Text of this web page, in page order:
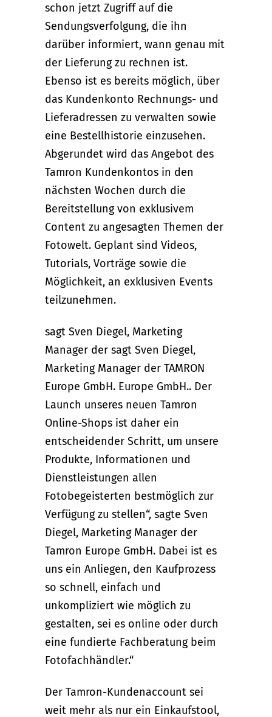
schon jetzt Zugriff auf die
Sendungsverfolgung, die ihn
darüber informiert, wann genau mit
der Lieferung zu rechnen ist.
Ebenso ist es bereits möglich, über
das Kundenkonto Rechnungs- und
Lieferadressen zu verwalten sowie
eine Bestellhistorie einzusehen.
Abgerundet wird das Angebot des
Tamron Kundenkontos in den
nächsten Wochen durch die
Bereitstellung von exklusivem
Content zu angesagten Themen der
Fotowelt. Geplant sind Videos,
Tutorials, Vorträge sowie die
Möglichkeit, an exklusiven Events
teilzunehmen.
sagt Sven Diegel, Marketing
Manager der sagt Sven Diegel,
Marketing Manager der TAMRON
Europe GmbH. Europe GmbH.. Der
Launch unseres neuen Tamron
Online-Shops ist daher ein
entscheidender Schritt, um unsere
Produkte, Informationen und
Dienstleistungen allen
Fotobegeisterten bestmöglich zur
Verfügung zu stellen“, sagte Sven
Diegel, Marketing Manager der
Tamron Europe GmbH. Dabei ist es
uns ein Anliegen, den Kaufprozess
so schnell, einfach und
unkompliziert wie möglich zu
gestalten, sei es online oder durch
eine fundierte Fachberatung beim
Fotofachhändler.“
Der Tamron-Kundenaccount sei
weit mehr als nur ein Einkaufstool,